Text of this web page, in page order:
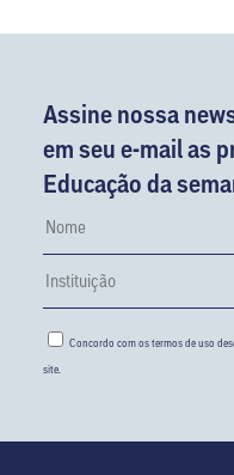
Assine nossa
em seu e-mail as
Educação da
Concordo com os termos de uso
site.